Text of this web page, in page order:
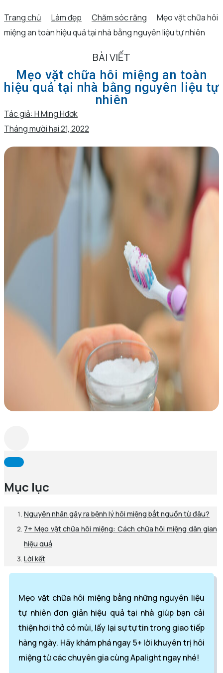
Trang chủ Làm đẹp Chăm sóc răng
Mẹo vặt chữa hôi
miệng an toàn hiệu quả tại nhà bằng nguyên liệu tự nhiên
BÀI VIẾT
Mẹo vặt chữa hôi miệng an toàn
hiệu quả tại nhà bằng nguyên liệu tự
nhiên
Tác giả: H Ming Hđơk
Tháng mười hai 21, 2022
Mục lục
Nguyên nhân gây ra bệnh lý hôi miệng bắt nguồn từ đâu?
7+ Mẹo vặt chữa hôi miệng: Cách chữa hôi miệng dân gian
hiệu quả
Lời kết
Mẹo vặt chữa hôi miệng bằng những nguyên liệu
tự nhiên đơn giản hiệu quả tại nhà giúp bạn cải
thiện hơi thở có mùi, lấy lại sự tự tin trong giao tiếp
hàng ngày. Hãy khám phá ngay 5+ lời khuyên trị hôi
miệng từ các chuyên gia cùng Apalight ngay nhé!